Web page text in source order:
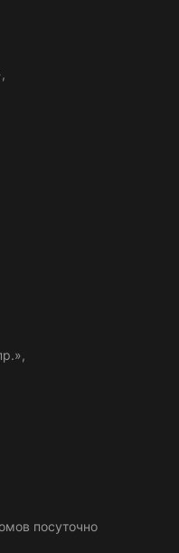
посуточно